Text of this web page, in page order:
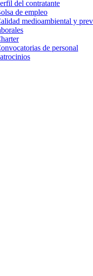
del contratante
de empleo
medioambiental y
de personal